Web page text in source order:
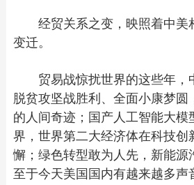
经贸关系之变，映照着中美
变迁。
贸易战惊扰世界的这些年，
脱贫攻坚战胜利、全面小康梦圆
的人间奇迹；国产人工智能大模
界，世界第二大经济体在科技创
懈；绿色转型敢为人先，新能源
至于今天美国国内有越来越多声